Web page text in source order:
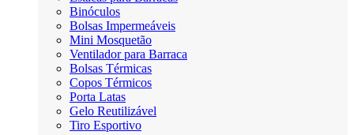
Binóculos
Bolsas Impermeáveis
Mini Mosquetão
Ventilador para Barraca
Bolsas Térmicas
Copos Térmicos
Porta Latas
Gelo Reutilizável
Tiro Esportivo